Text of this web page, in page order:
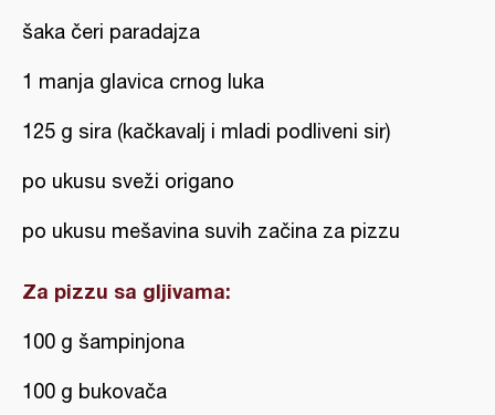
šaka čeri paradajza
1 manja glavica crnog luka
125 g sira (kačkavalj i mladi podliveni sir)
po ukusu sveži origano
po ukusu mešavina suvih začina za pizzu
Za pizzu sa gljivama:
100 g šampinjona
100 g bukovača